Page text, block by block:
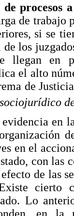
de procesos
de trabajo
si se
los
llegan en
el alto
de
en
en el
con las
de las
cierto
Lo
en la